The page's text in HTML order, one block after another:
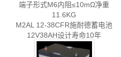
端子形式M6内阻≤10mΩ净重
11.6KG
M2AL 12-38CFR施耐德蓄电池
12V38AH设计寿命10年